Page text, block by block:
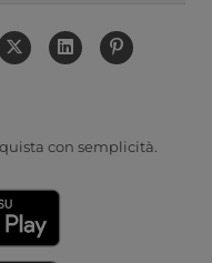
con semplicità.